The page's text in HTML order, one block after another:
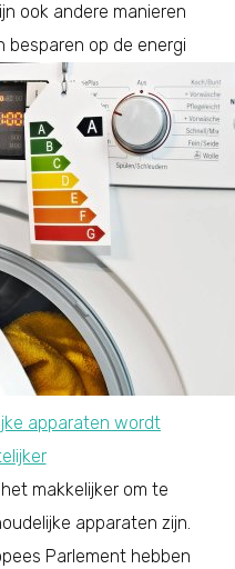
ook andere manieren
besparen op de energi
apparaten wordt
makkelijker om te
apparaten zijn.
Parlement hebben